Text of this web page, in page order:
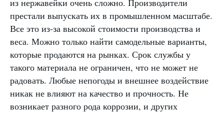
из нержавейки очень сложно. Производители
престали выпускать их в промышленном масштабе.
Все это из-за высокой стоимости производства и
веса. Можно только найти самодельные варианты,
которые продаются на рынках. Срок службы у
такого материала не ограничен, что не может не
радовать. Любые непогоды и внешнее воздействие
никак не влияют на качество и прочность. Не
возникает разного рода коррозии, и других